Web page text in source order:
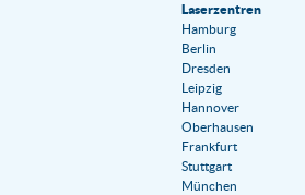
Laserzentren
Hamburg
Berlin
Dresden
Leipzig
Hannover
Oberhausen
Frankfurt
Stuttgart
München